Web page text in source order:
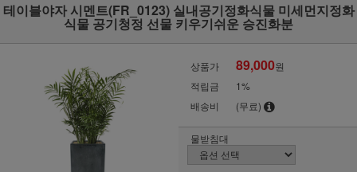
테이블야자 시멘트(FR_0123) 실내공기정화식물 미세먼지정화
식물 공기청정 선물 키우기쉬운 승진화분
상품가 89,000원
적립금
1%
배송비
(무료)
물받침대